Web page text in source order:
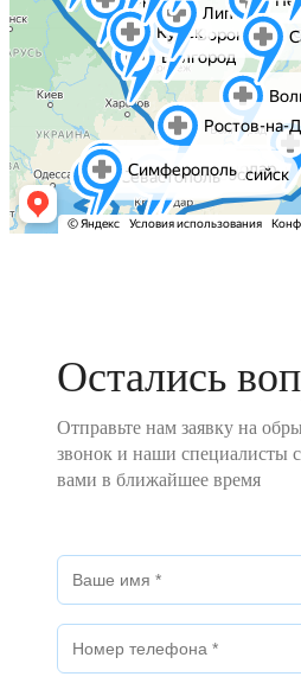
Остались
Отправьте нам заявку на
звонок и наши специалисты
вами в ближайшее время